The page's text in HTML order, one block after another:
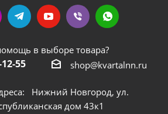
в выборе товара?
55 shop@kvartalnn.ru
Нижний Новгород, ул.
дом 43к1